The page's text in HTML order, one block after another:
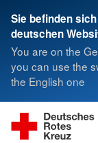
Sie befinden
deutschen
You are on the
you can use the
the English one